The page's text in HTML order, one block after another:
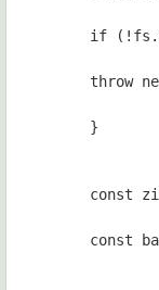
if
throw
}
const
const